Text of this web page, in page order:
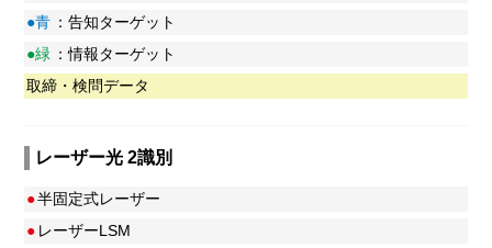
●青 ：告知ターゲット
●緑 ：情報ターゲット
取締・検問データ
レーザー光 2識別
●半固定式レーザー
● レーザーLSM